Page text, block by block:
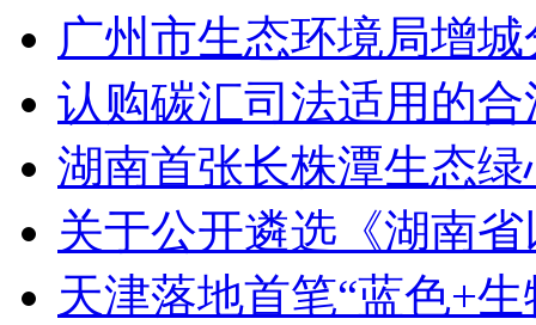
广州市生态环境局增
认购碳汇司法适用的
湖南首张长株潭生态
关于公开遴选《湖南
天津落地首笔“蓝色+